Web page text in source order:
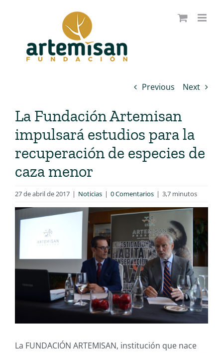
Previous Next
La Fundación Artemisan
impulsará estudios para la
recuperación de especies de
caza menor
27 de abril de 2017 | Noticias | 0 Comentarios | 3,7 minutos
La FUNDACIÓN ARTEMISAN, institución que nace